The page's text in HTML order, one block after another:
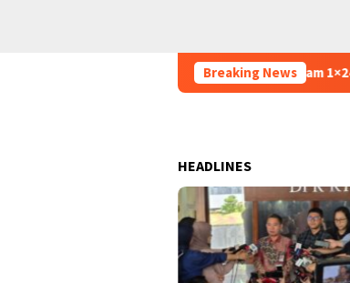
Breaking News
Dalam 1×24 jam
HEADLINES